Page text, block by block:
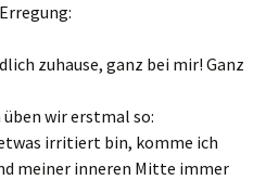
zuhause, ganz bei mir! Ganz
üben wir erstmal so:
irritiert bin, komme ich
meiner inneren Mitte immer